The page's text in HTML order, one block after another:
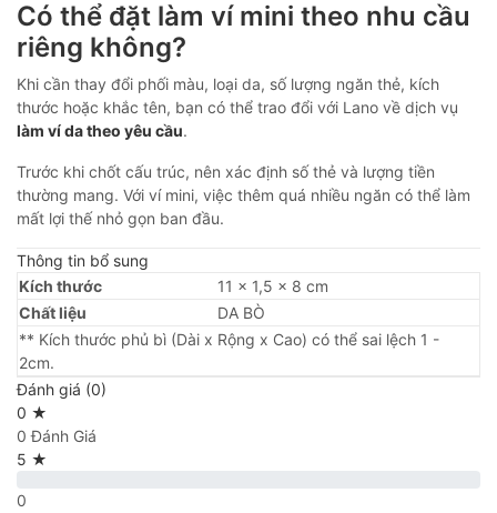
Có thể đặt làm ví mini theo nhu cầu
riêng không?
Khi cần thay đổi phối màu, loại da, số lượng ngăn thẻ, kích
thước hoặc khắc tên, bạn có thể trao đổi với Lano về dịch vụ
làm ví da theo yêu cầu.
Trước khi chốt cấu trúc, nên xác định số thẻ và lượng tiền
thường mang. Với ví mini, việc thêm quá nhiều ngăn có thể làm
mất lợi thế nhỏ gọn ban đầu.
Thông tin bổ sung
Kích thước
11 × 1,5 × 8 cm
Chất liệu
DA BÒ
** Kích thước phủ bì (Dài x Rộng x Cao) có thể sai lệch 1 -
2cm.
Đánh giá (0)
0 ★
0 Đánh Giá
5 ★
0